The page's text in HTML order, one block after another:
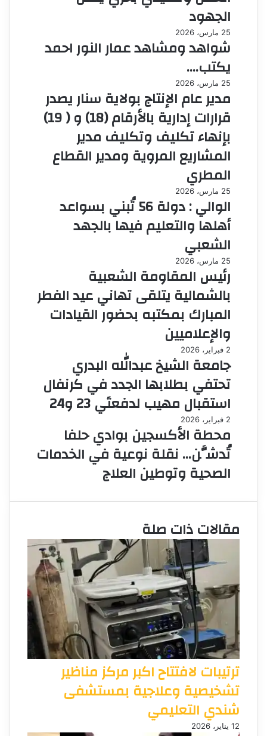
الجهود
25 مارس، 2026
شواهد ومشاهد عمار النور احمد
يكتب….
25 مارس، 2026
مدير عام الإنتاج بولاية سنار يصدر
قرارات إدارية بالأرقام (18) و ( 19)
بإنهاء تكليف وتكليف مدير
المشاريع المروية ومدير القطاع
المطري
25 مارس، 2026
الوالي : دولة 56 تُبني بسواعد
أهلها والتعليم فيها بالجهد
الشعبي
25 مارس، 2026
رئيس المقاومة الشعبية
بالشمالية يتلقى تهاني عيد الفطر
المبارك بمكتبه بحضور القيادات
والإعلاميين
2 فبراير، 2026
جامعة الشيخ عبدالله البدري
تحتفي بطلابها الجدد في كرنفال
استقبال مهيب لدفعتَي 23 و24
2 فبراير، 2026
محطة الأكسجين بوادي حلفا
تُدشَّن… نقلة نوعية في الخدمات
الصحية وتوطين العلاج
مقالات ذات صلة
ترتيبات لافتتاح اكبر مركز مناظير
تشخيصية وعلاجية بمستشفى
شندي التعليمي
12 يناير، 2026